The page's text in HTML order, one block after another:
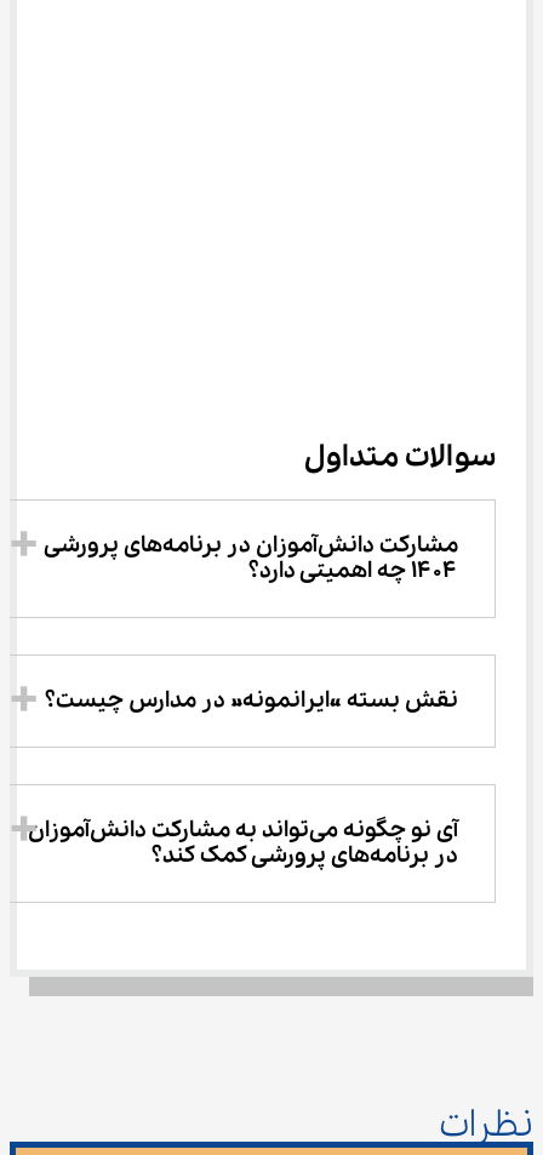
سوالات متداول
مشارکت دانش‌آموزان در برنامه‌های پرورشی
۱۴۰۴ چه اهمیتی دارد؟
نقش بسته «ایرانمونه» در مدارس چیست؟
آی ‌نو چگونه می‌تواند به مشارکت دانش‌آموزان
در برنامه‌های پرورشی کمک کند؟
نظرات